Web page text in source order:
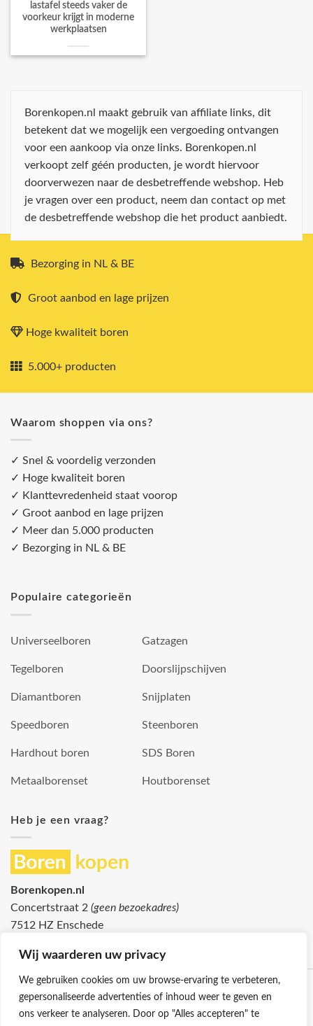
Wij waarderen uw privacy
We gebruiken cookies om uw browse-ervaring te verbeteren,
gepersonaliseerde advertenties of inhoud weer te geven en
ons verkeer te analyseren. Door op "Alles accepteren" te
lastafel steeds vaker de
voorkeur krijgt in moderne
werkplaatsen
Borenkopen.nl maakt gebruik van affiliate links, dit
betekent dat we mogelijk een vergoeding ontvangen
voor een aankoop via onze links. Borenkopen.nl
verkoopt zelf géén producten, je wordt hiervoor
doorverwezen naar de desbetreffende webshop. Heb
je vragen over een product, neem dan contact op met
de desbetreffende webshop die het product aanbiedt.
Bezorging in NL & BE
Groot aanbod en lage prijzen
Hoge kwaliteit boren
5.000+ producten
Waarom shoppen via ons?
✓ Snel & voordelig verzonden
✓ Hoge kwaliteit boren
✓ Klanttevredenheid staat voorop
✓ Groot aanbod en lage prijzen
✓ Meer dan 5.000 producten
✓ Bezorging in NL & BE
Populaire categorieën
Universeelboren
Tegelboren
Diamantboren
Speedboren
Hardhout boren
Metaalborenset
Gatzagen
Doorslijpschijven
Snijplaten
Steenboren
SDS Boren
Houtborenset
Heb je een vraag?
Borenkopen.nl
Concertstraat 2 (geen bezoekadres)
7512 HZ Enschede